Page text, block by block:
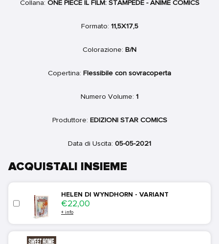
Collana: ONE PIECE IL FILM: STAMPEDE - ANIME COMICS
Formato: 11,5X17,5
Colorazione: B/N
Copertina: Flessibile con sovracoperta
Numero Volume: 1
Produttore: EDIZIONI STAR COMICS
Data di Uscita: 05-05-2021
ACQUISTALI INSIEME
HELEN DI WYNDHORN - VARIANT
Price
€22,00
+ info